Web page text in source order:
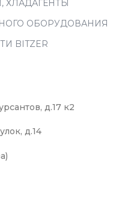
ХЛАДАГЕНТЫ
ОБОРУДОВАНИЯ
BITZER
д.17 к2
д.14